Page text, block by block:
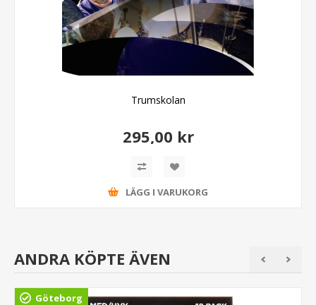
Trumskolan
295,00 kr
LÄGG I VARUKORG
ANDRA KÖPTE ÄVEN
Göteborg